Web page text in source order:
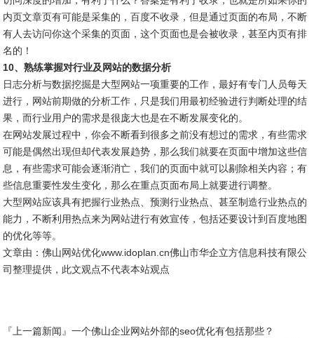
内页文章页有可能是采集的，百度不收录，但是通过页面的布局，不断
有人去访问你这个采集的页面，这个页面也是会被收录，甚至内页有排
名的！
10、熟练掌握对行业及网站的数据分析
日志分析与数据挖掘是大型网站一项重要的工作，最好有专门人员每天
进行，网站前期做的分析工作，只是我们用最初经验进行判断处理的结
果，而行业用户的需求是很庞大也是在不断发展变化的。
在网站发展过程中，你会不断看到很多之前没有想过的需求，有些需求
可能是偶然出现但却代表发展趋势，那么我们就要在页面中增加这些信
息，有些需求可能会逐渐消亡，我们的页面中就可以剔除相关内容；有
些信息重要性发生变化，那么在重点页面布局上就要进行调整。
大型网站应该具有把握行业热点、预测行业热点、甚至制造行业热点的
能力，不断利用热点来为网站进行有效宣传，包括还要设计到百度地图
的优化等等。
文章由：佛山网站优化www.idoplan.cn佛山市华企立方信息科技有限公
司整理提供，此文观点不代表本站观点
『上一篇新闻』一个佛山企业网站外部的seo优化有包括那些？